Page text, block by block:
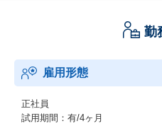
・『健康経営優良法人(ホワイト
・『プラチナくるみん』認定
認証）
・東京都『心のバリアフリー』好
・『DX認定』取得(2022)
・ハラスメント撲滅宣言(2020/4～)
勤
雇用形態
正社員
試用期間：有/4ヶ月